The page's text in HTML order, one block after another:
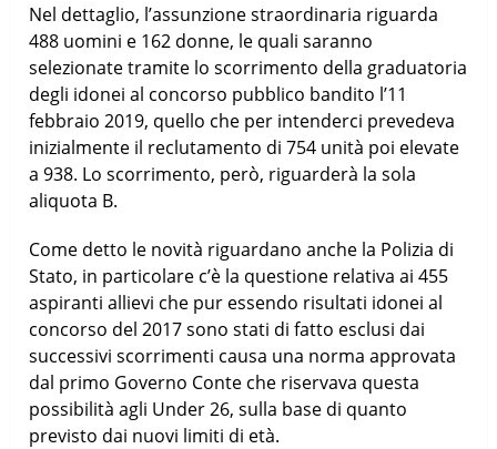
Nel dettaglio, l’assunzione straordinaria riguarda
488 uomini e 162 donne, le quali saranno
selezionate tramite lo scorrimento della graduatoria
degli idonei al concorso pubblico bandito l’11
febbraio 2019, quello che per intenderci prevedeva
inizialmente il reclutamento di 754 unità poi elevate
a 938. Lo scorrimento, però, riguarderà la sola
aliquota B.
Come detto le novità riguardano anche la Polizia di
Stato, in particolare c’è la questione relativa ai 455
aspiranti allievi che pur essendo risultati idonei al
concorso del 2017 sono stati di fatto esclusi dai
successivi scorrimenti causa una norma approvata
dal primo Governo Conte che riservava questa
possibilità agli Under 26, sulla base di quanto
previsto dai nuovi limiti di età.